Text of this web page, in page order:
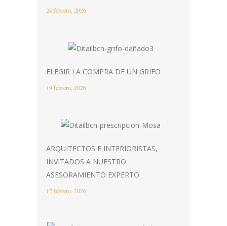
24 febrero, 2026
ELEGIR LA COMPRA DE UN GRIFO
19 febrero, 2026
ARQUITECTOS E INTERIORISTAS,
INVITADOS A NUESTRO
ASESORAMIENTO EXPERTO.
17 febrero, 2026